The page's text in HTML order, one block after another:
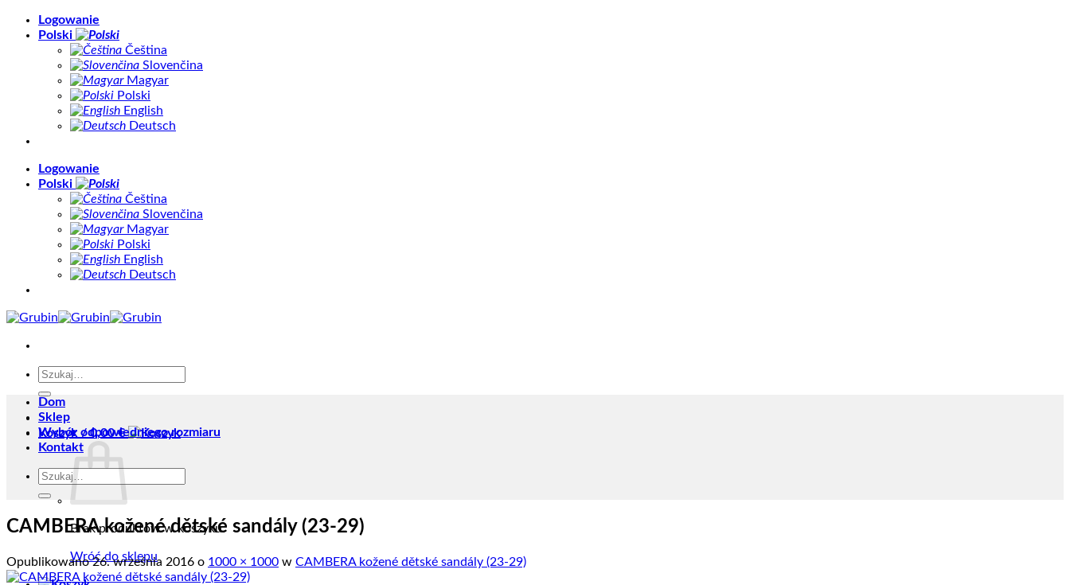
Skip
Logowanie
Polski
Čeština
Slovenčina
Magyar
Polski
English
Deutsch
Logowanie
Polski
Čeština
Slovenčina
Magyar
Polski
English
Deutsch
Szukaj:
Koszyk /0,00€
Brak produktów w koszyku.
Wróć do sklepu
Dom
Sklep
Wybór odpowiedniego rozmiaru
Kontakt
Szukaj:
CAMBERA kožené dětské sandály (23-29)
Opublikowano26. września 2016 o 1000 × 1000 w CAMBERA kožené dětské sandály (23-29)